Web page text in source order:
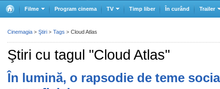
Filme Program cinema TV Timp liber În curând Trailer
Ştiri cu tagul "Cloud Atlas"
În lumină, o rapsodie de teme
Cinemagia > Ştiri > Tags > Cloud Atlas